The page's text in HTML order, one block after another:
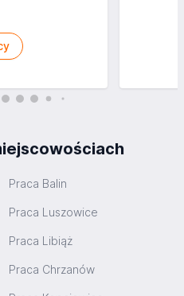
Praca Balin
Praca Luszowice
Praca Libiąż
Praca Chrzanów